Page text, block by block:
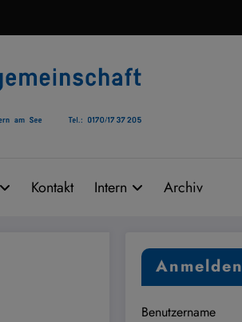
Kontakt Intern Archiv
Anmelden
Benutzername